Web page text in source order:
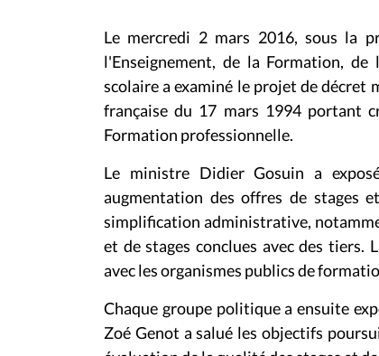
Le mercredi 2 mars 2016, sous la
l'Enseignement, de la Formation,
scolaire a examiné le projet de décret
française du 17 mars 1994 portant
Formation professionnelle.
Le ministre Didier Gosuin a
augmentation des offres de stages
simplification administrative,
et de stages conclues avec des
avec les organismes publics de
Chaque groupe politique a ensuite
Zoé Genot a salué les objectifs